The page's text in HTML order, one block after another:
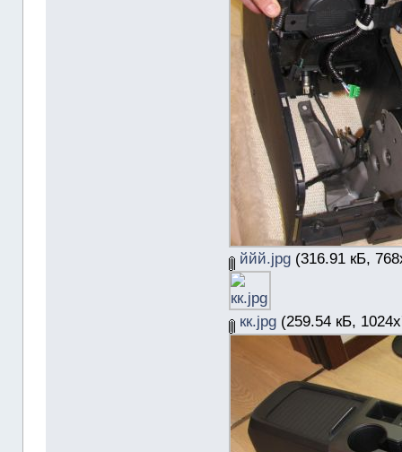
ййй.jpg (316.91 кБ,
кк.jpg (259.54 кБ,